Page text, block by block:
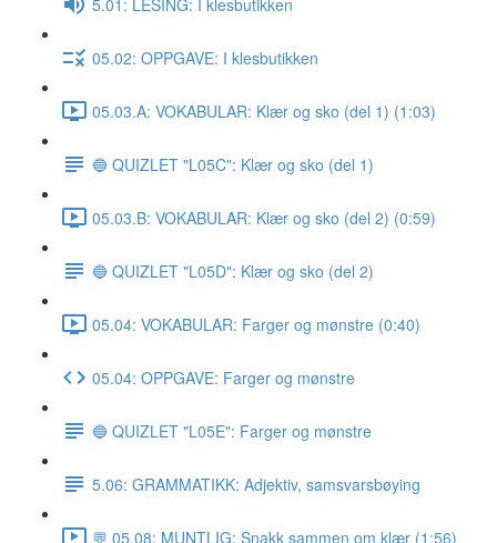
05.02: OPPGAVE: I klesbutikken
05.03.A: VOKABULAR: Klær og sko (del 1) (1:03)
🔵 QUIZLET "L05C": Klær og sko (del 1)
05.03.B: VOKABULAR: Klær og sko (del 2) (0:59)
🔵 QUIZLET "L05D": Klær og sko (del 2)
05.04: VOKABULAR: Farger og mønstre (0:40)
05.04: OPPGAVE: Farger og mønstre
🔵 QUIZLET "L05E": Farger og mønstre
5.06: GRAMMATIKK: Adjektiv, samsvarsbøying
💬 05.08: MUNTLIG: Snakk sammen om klær (1:56)